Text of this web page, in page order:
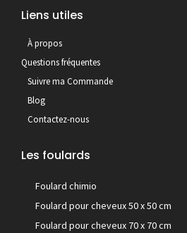
Liens utiles
À propos
Questions fréquentes
Suivre ma Commande
Blog
Contactez-nous
Les foulards
Foulard chimio
Foulard pour cheveux 50 x 50 cm
Foulard pour cheveux 70 x 70 cm